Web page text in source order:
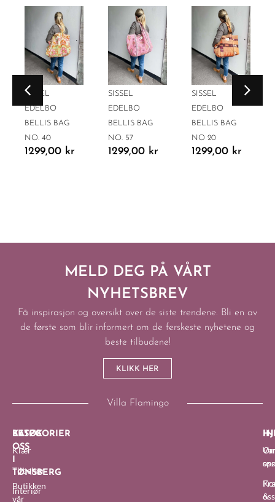
SISSEL
EDELBO
BELLIS BAG
NO. 40
1299,00 kr
SISSEL
EDELBO
BELLIS BAG
NO. 57
1299,00 kr
SISSEL
EDELBO
BELLIS BAG
NO 20
1299,00 kr
MELD DEG PÅ VÅRT
NYHETSBREV
Få inspirasjon og oversikt over de siste trendene. Bli en av
de første som blir informert om de ferskeste nyhetene og
beste tilbudene!
KLIKK HER
Villa Flamingo
BESØK
OSS
I
TØNSBERG
Butikken
vår
KATEGORIER
Klær
Tilbehør
Interiør
oss
&
oss